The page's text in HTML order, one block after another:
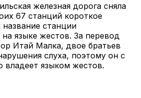
железная дорога сняла
67 станций короткое
станции
языке жестов. За перевод
Итай Малка, двое братьев
слуха, поэтому он с
владеет языком жестов.